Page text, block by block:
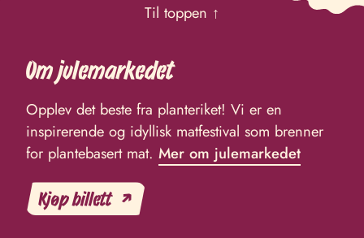
Til toppen ↑
Om julemarkedet
Opplev det beste fra planteriket! Vi er en
inspirerende og idyllisk matfestival som brenner
for plantebasert mat. Mer om julemarkedet
Kjøp billett